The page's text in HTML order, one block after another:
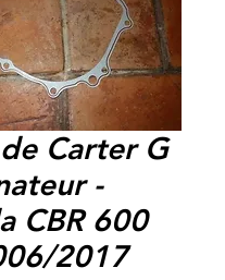
Carter G
-
CBR 600
2017